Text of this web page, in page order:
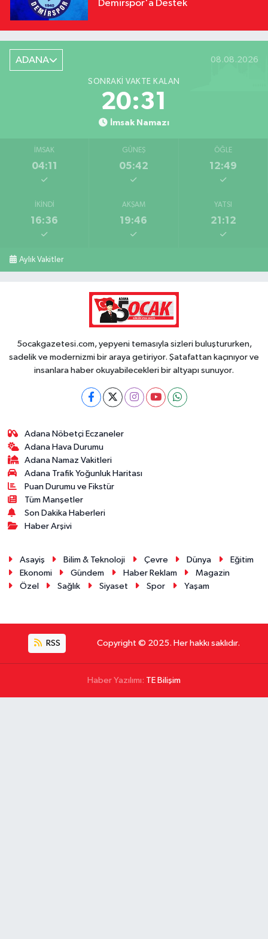
Demirspor'a Destek
ADANA 08.08.2026
SONRAKI VAKTE KALAN
20:31
İmsak Namazı
İMSAK
04:11
GÜNEŞ
05:42
ÖĞLE
12:49
İKINDI
16:36
AKŞAM
19:46
YATSI
21:12
Aylık Vakitler
5ocakgazetesi.com, yepyeni temasıyla sizleri buluştururken,
sadelik ve modernizmi bir araya getiriyor. Şatafattan kaçınıyor ve
insanlara haber okuyabilecekleri bir altyapı sunuyor.
Adana Nöbetçi Eczaneler
Adana Hava Durumu
Adana Namaz Vakitleri
Adana Trafik Yoğunluk Haritası
Puan Durumu ve Fikstür
Tüm Manşetler
Son Dakika Haberleri
Haber Arşivi
Asayiş Bilim & Teknoloji Çevre Dünya
Eğitim
Ekonomi
Gündem Haber Reklam
Magazin
Özel
Sağlık Siyaset Spor Yaşam
RSS Copyright © 2025. Her hakkı saklıdır.
Haber Yazılımı: TE Bilişim